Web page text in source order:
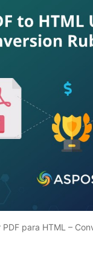
para HTML –